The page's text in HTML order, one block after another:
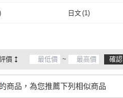
( 兒童
日文(1)
價 ~ 確認
的商品，為您推薦下列相似商品